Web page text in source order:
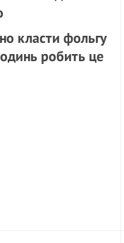
класти фольгу
робить це